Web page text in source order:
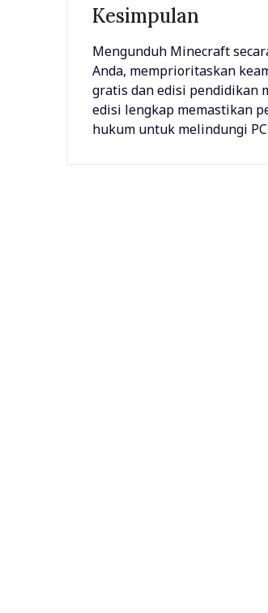
Kesimpulan
Mengunduh Minecraft
Anda, memprioritaskan
gratis dan edisi pendidikan
edisi lengkap memastikan
hukum untuk melindungi